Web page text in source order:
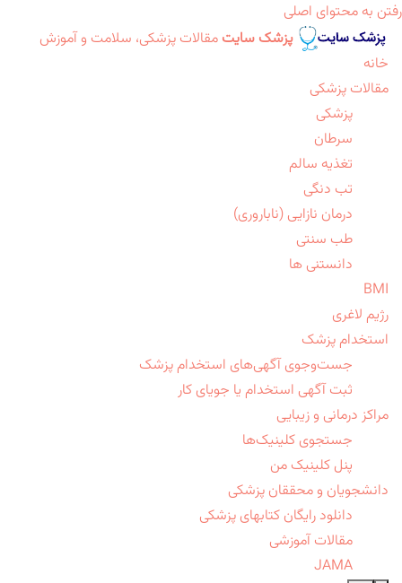
رفتن به محتوای اصلی
پزشک سایت مقالات پزشکی، سلامت و آموزش
خانه
مقالات پزشکی
پزشکی
سرطان
تغذیه سالم
تب دنگی
درمان نازایی (ناباروری)
طب سنتی
دانستنی ها
BMI
رژیم لاغری
استخدام پزشک
جست‌وجوی آگهی‌های استخدام پزشک
ثبت آگهی استخدام یا جویای کار
مراکز درمانی و زیبایی
جستجوی کلینیک‌ها
پنل کلینیک من
دانشجویان و محققان پزشکی
دانلود رایگان کتابهای پزشکی
مقالات آموزشی
JAMA